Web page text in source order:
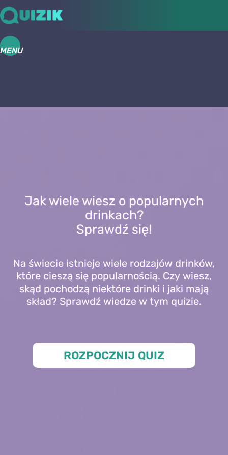
MENU
Jak wiele wiesz o popularnych
drinkach?
Sprawdź się!
Na świecie istnieje wiele rodzajów drinków,
które cieszą się popularnością. Czy wiesz,
skąd pochodzą niektóre drinki i jaki mają
skład? Sprawdź wiedze w tym quizie.
ROZPOCZNIJ QUIZ